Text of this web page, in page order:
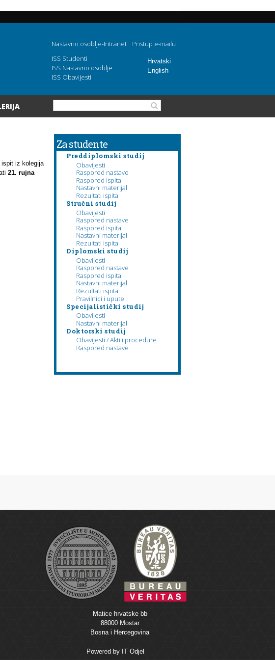
Hrvatski
English
Nastavno osoblje-Intranet
Pristup e-mailu
ISS Studenti
ISS Nastavno osoblje
ISS Obavijesti
Obrazac pretraživanja
iz kolegija
21. rujna
Za studente
Preddiplomski studij
Obavijesti
Raspored nastave
Raspored ispita
Nastavni materijal
Rezultati ispita
Stručni studij
Obavijesti
Raspored nastave
Raspored ispita
Nastavni materijal
Rezultati ispita
Diplomski studij
Obavijesti
Raspored nastave
Raspored ispita
Nastavni materijal
Rezultati ispita
Pravilnici i upute
Specijalistički studij
Obavijesti
Nastavni materijal
Doktorski studij
Obavijesti / Akti i procedure
Raspored nastave
Matice hrvatske bb
88000 Mostar
Bosna i Hercegovina
Powered by IT Odjel